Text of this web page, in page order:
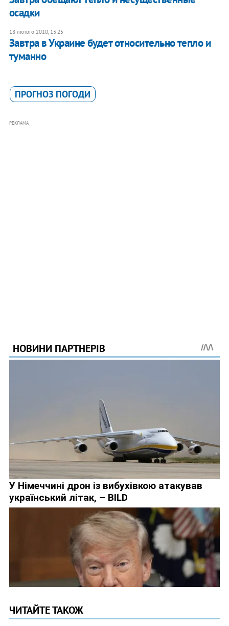
осадки
18 лютого 2010, 13:25
Завтра в Украине будет относительно тепло и
туманно
ПРОГНОЗ ПОГОДИ
РЕКЛАМА
ЧИТАЙТЕ ТАКОЖ